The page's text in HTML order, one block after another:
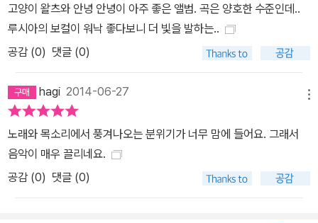
고양이 왈츠와 안녕 안녕이 아주 좋은 앨범. 곡은 양호한 수준인데..
루시아의 보컬이 워낙 좋다보니 더 빛을 발하는..
공감 (0) 댓글 (0)
hagi 2014-06-27
노래와 목소리에서 풍겨나오는 분위기가 너무 맘에 들어요. 그래서
음악이 매우 끌리네요.
공감 (0) 댓글 (0)